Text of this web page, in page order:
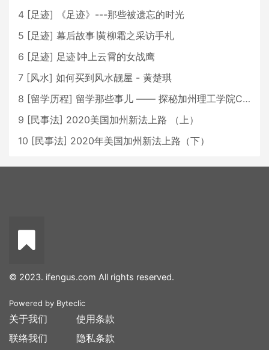
4 [足迹]
《足迹》---那些被遗忘的时光
5 [足迹] 幕后故事∣黄柳霜之采访手札
6 [足迹] 足迹∣冲上云霄的女战鹰
7 [风水] 如何买到风水靓屋 - 黄楚琪
8 [留学历程] 留学那些事儿 —— 探秘加州理工学院Caltech博士生活 [上集]
9 [民事法] 2020美国加州新法上路 （上）
10 [民事法] 2020年美国加州新法上路（下）
© 2023. ifengus.com All rights reserved.
Powered by Byteclic
关于我们
联络我们
使用条款
隐私条款